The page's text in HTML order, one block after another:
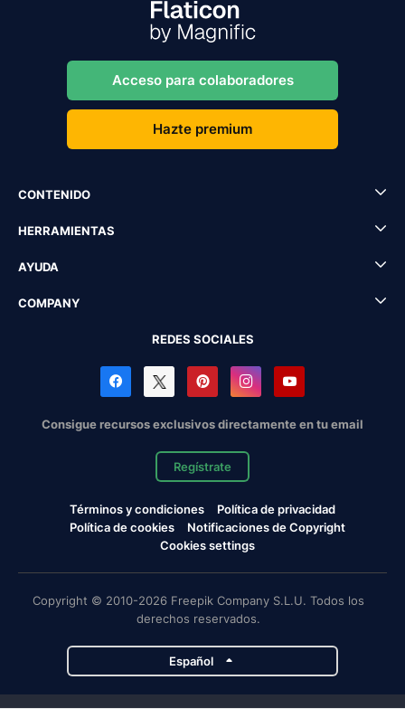
Acceso para colaboradores
Hazte premium
CONTENIDO
HERRAMIENTAS
AYUDA
COMPANY
REDES SOCIALES
Consigue recursos exclusivos directamente en tu email
Regístrate
Términos y condiciones
Política de privacidad
Política de cookies
Notificaciones de Copyright
Cookies settings
Copyright © 2010-2026 Freepik Company S.L.U. Todos los
derechos reservados.
Español